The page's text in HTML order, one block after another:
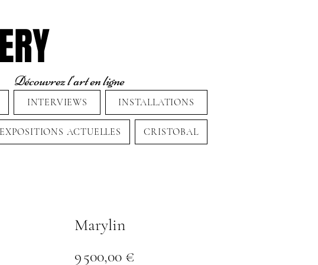
Découvrez l'art en ligne
INTERVIEWS INSTALLATIONS
EXPOSITIONS ACTUELLES CRISTOBAL
Marylin
9 500,00 €